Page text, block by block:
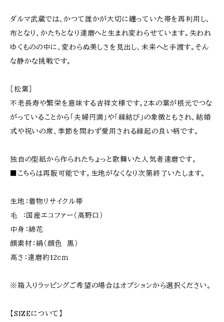
ダルマ武蔵では、かつて誰かが大切に纏っていた帯を再利用し、
布となり、かたちとなり達磨へと生まれ変わらせています。失われ
ゆくものの中に、変わらぬ美しさを見出し、未来へと手渡す。そん
な静かな挑戦です。
［松葉］
不老長寿や繁栄を意味する吉祥文様です。2本の葉が根元でつな
がっていることから「夫婦円満」や「縁結び」の象徴ともされ、結婚
式や祝いの席、季節を問わず愛用される縁起の良い柄です。
独自の型紙から作られたちょっと歌舞いた人気者達磨です。
■こちらは再販可能です。生地がなくなり次第終了いたします。
生地：着物リサイクル帯
毛 ：国産エコファー（高野口）
中身：綿花
顔素材：絹（顔色 黒）
高さ：達磨約12ｃｍ
※箱入りラッピングご希望の場合はオプションから選択ください。
【SIZEについて】